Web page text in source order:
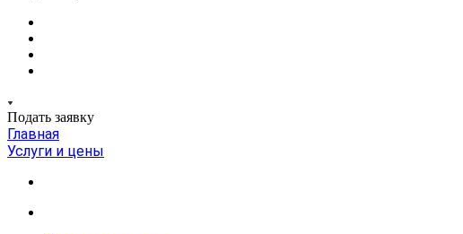
Подать заявку
Главная
Услуги и цены